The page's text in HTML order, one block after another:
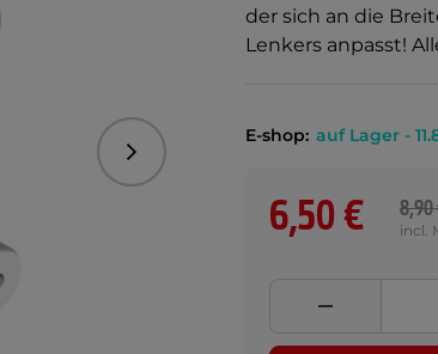
der sich an die
Lenkers anpasst!
Folgend
E-shop: auf Lager -
6,50 € 8,90
incl.